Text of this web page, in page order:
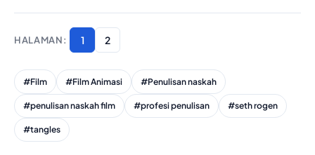
1 2
#Film #Film Animasi #Penulisan naskah
#penulisan naskah film #profesi penulisan #seth rogen
#tangles